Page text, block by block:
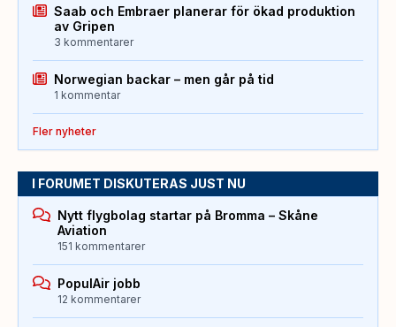
Saab och Embraer planerar för ökad produktion
av Gripen
3 kommentarer
Norwegian backar – men går på tid
1 kommentar
Fler nyheter
I FORUMET DISKUTERAS JUST NU
Nytt flygbolag startar på Bromma – Skåne
Aviation
151 kommentarer
PopulAir jobb
12 kommentarer